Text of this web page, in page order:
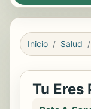
Inicio Salud
­Tu Eres